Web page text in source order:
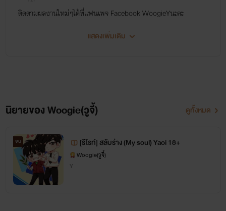
ติดตามผลงาน​ใหม่ๆได้ที่แฟนเพ​จ​ Facebook​ Woogie​Yนะคะ
แสดงเพิ่มเติม
นิยายของ Woogie(วูจี้) ดูทั้งหมด
จบ [รีไรท์] สลับร่าง (My soul) Yaoi 18+
Woogie(วูจี้)
Y